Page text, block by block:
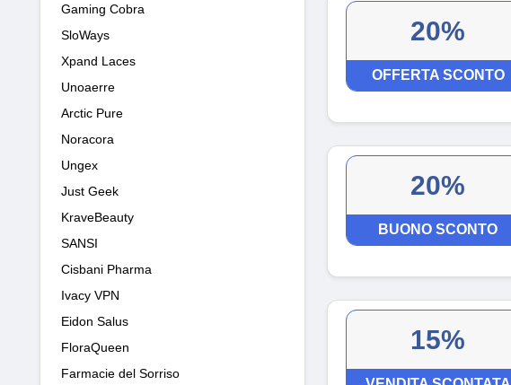
Gaming Cobra
SloWays
Xpand Laces
Unoaerre
Arctic Pure
Noracora
Ungex
Just Geek
KraveBeauty
SANSI
Cisbani Pharma
Ivacy VPN
Eidon Salus
FloraQueen
Farmacie del Sorriso
20%
OFFERTA SCONTO
20%
BUONO SCONTO
15%